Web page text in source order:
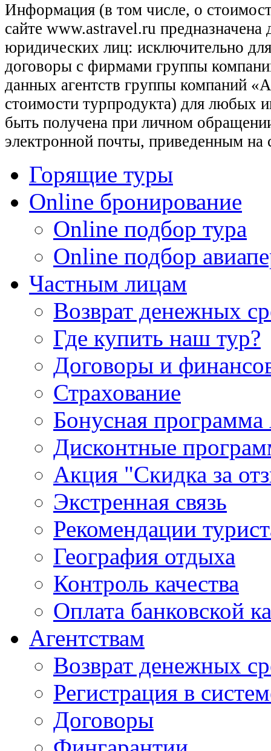
Информация (в том числе, о
сайте www.astravel.ru предназначена
юридических лиц: исключительно
договоры с фирмами группы
данных агентств группы компаний
стоимости турпродукта) для любых
быть получена при личном
электронной почты, приведенным на
Горящие туры
Online бронирование
Online подбор тура
Online подбор
Частным лицам
Возврат денежных
Где купить наш тур?
Договоры и
Страхование
Бонусная
Дисконтные
Акция "Скидка за
Экстренная связь
Рекомендации
География отдыха
Контроль качества
Оплата банковской
Агентствам
Возврат денежных
Регистрация в
Договоры